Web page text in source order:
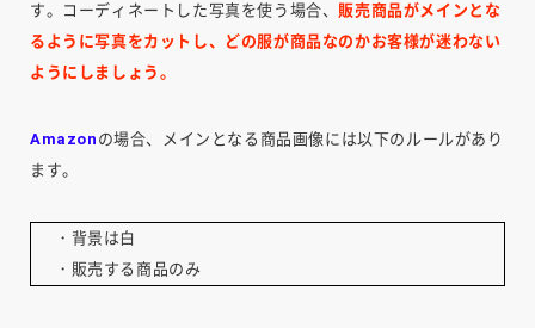
す。コーディネートした写真を使う場合、 販売商品がメインとな
るように写真をカットし、どの服が商品なのかお客様が迷わない
ようにしましょう。
Amazon の場合、メインとなる商品画像には以下のルールがあり
ます。
・背景は白
・販売する商品のみ